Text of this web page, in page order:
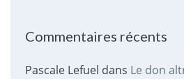
Commentaires récents
Pascale Lefuel dans Le don